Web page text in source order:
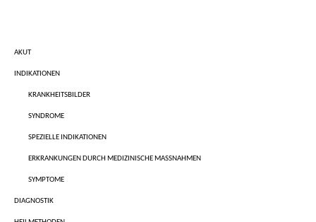
AKUT
INDIKATIONEN
KRANKHEITSBILDER
SYNDROME
SPEZIELLE INDIKATIONEN
ERKRANKUNGEN DURCH MEDIZINISCHE MASSNAHMEN
SYMPTOME
DIAGNOSTIK